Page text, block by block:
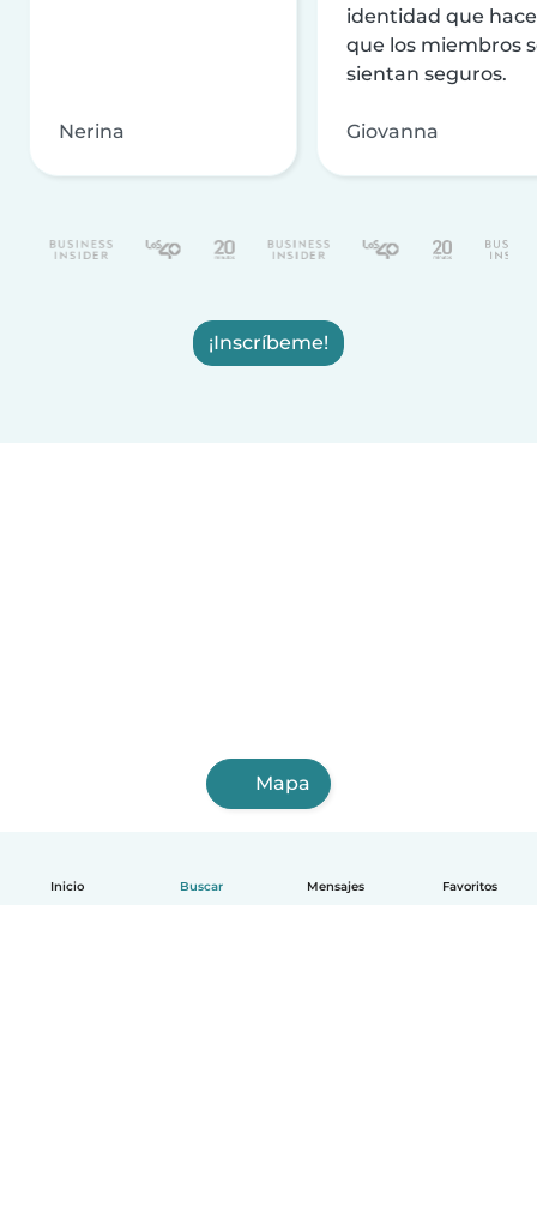
Inicio Buscar Mensajes Favoritos
Nerina
identidad que
que los miembros
sientan seguros.
Giovanna
¡Inscríbeme!
Mapa